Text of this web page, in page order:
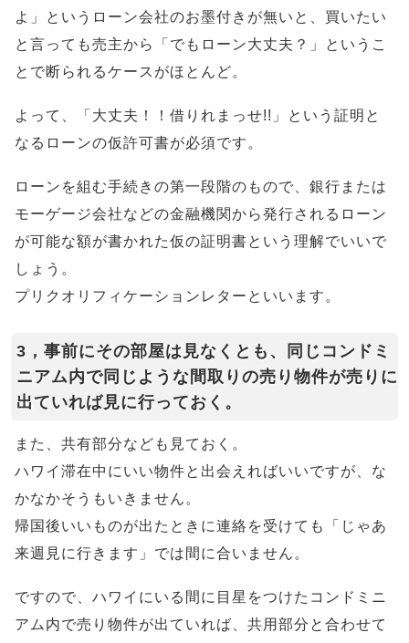
よ」というローン会社のお墨付きが無いと、買いたい
と言っても売主から「でもローン大丈夫？」というこ
とで断られるケースがほとんど。
よって、「大丈夫！！借りれまっせ!!」という証明と
なるローンの仮許可書が必須です。
ローンを組む手続きの第一段階のもので、銀行または
モーゲージ会社などの金融機関から発行されるローン
が可能な額が書かれた仮の証明書という理解でいいで
しょう。
プリクオリフィケーションレターといいます。
3，事前にその部屋は見なくとも、同じコンドミ
ニアム内で同じような間取りの売り物件が売りに
出ていれば見に行っておく。
また、共有部分なども見ておく。
ハワイ滞在中にいい物件と出会えればいいですが、な
かなかそうもいきません。
帰国後いいものが出たときに連絡を受けても「じゃあ
来週見に行きます」では間に合いません。
ですので、ハワイにいる間に目星をつけたコンドミニ
アム内で売り物件が出ていれば、共用部分と合わせて